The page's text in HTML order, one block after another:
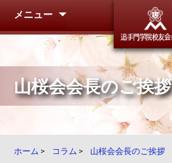
メニュー
山桜会会長のご挨拶
ホーム > コラム > 山桜会会長のご挨拶